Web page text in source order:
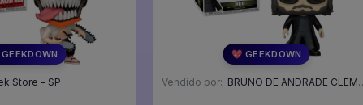
Store - SP
💖 GEEKDOWN
Vendido por: BRUNO DE ANDRADE CLEMENTE - SC